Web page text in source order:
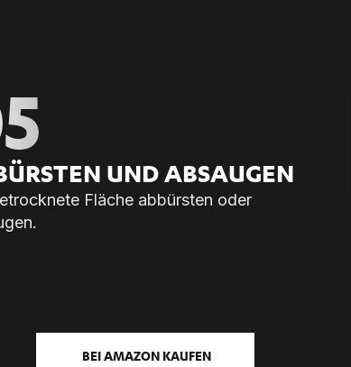
UND AB­SAU­GEN
Fläche abbürsten oder
BEI AMAZON KAUFEN